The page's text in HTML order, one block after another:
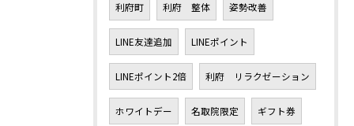
利府町 利府 整体 姿勢改善
LINE友達追加 LINEポイント
LINEポイント2倍 利府 リラクゼーション
ホワイトデー 名取院限定 ギフト券